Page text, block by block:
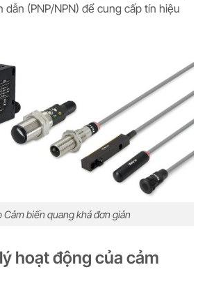
(PNP/NPN) để cung cấp tín hiệu
Cảm biến quang khá đơn giản
hoạt động của cảm